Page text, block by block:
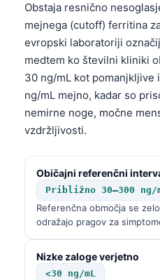
Obstaja resnično
mejnega (cutoff) ferritina
evropski laboratoriji
medtem ko številni kliniki
30 ng/mL kot pomanjkljive
ng/mL mejno, kadar so
nemirne noge, močne
vzdržljivosti.
Običajni referenčni
Približno 30–300 ng/
Referenčna območja se
odražajo pragov za
Nizke zaloge verjetno
<30 ng/mL